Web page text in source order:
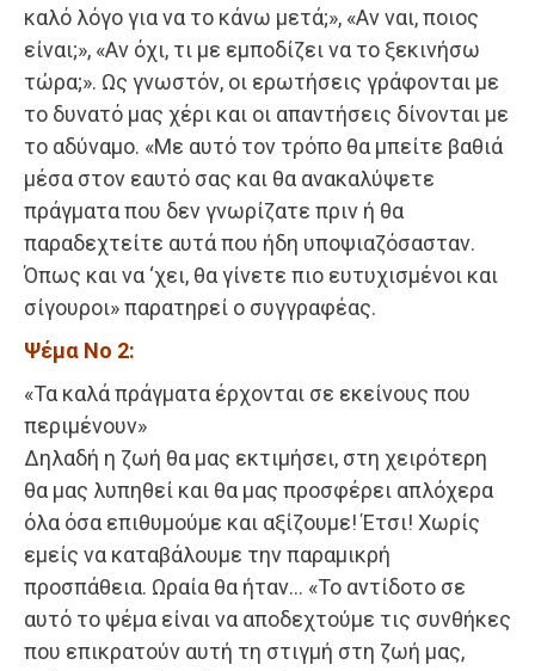
καλό λόγο για να το κάνω μετά;», «Αν ναι, ποιος
είναι;», «Αν όχι, τι με εμποδίζει να το ξεκινήσω
τώρα;». Ως γνωστόν, οι ερωτήσεις γράφονται με
το δυνατό μας χέρι και οι απαντήσεις δίνονται με
το αδύναμο. «Με αυτό τον τρόπο θα μπείτε βαθιά
μέσα στον εαυτό σας και θα ανακαλύψετε
πράγματα που δεν γνωρίζατε πριν ή θα
παραδεχτείτε αυτά που ήδη υποψιαζόσασταν.
Όπως και να ‘χει, θα γίνετε πιο ευτυχισμένοι και
σίγουροι» παρατηρεί ο συγγραφέας.
Ψέμα Νο 2:
«Τα καλά πράγματα έρχονται σε εκείνους που
περιμένουν»
Δηλαδή η ζωή θα μας εκτιμήσει, στη χειρότερη
θα μας λυπηθεί και θα μας προσφέρει απλόχερα
όλα όσα επιθυμούμε και αξίζουμε! Έτσι! Χωρίς
εμείς να καταβάλουμε την παραμικρή
προσπάθεια. Ωραία θα ήταν… «Το αντίδοτο σε
αυτό το ψέμα είναι να αποδεχτούμε τις συνθήκες
που επικρατούν αυτή τη στιγμή στη ζωή μας,